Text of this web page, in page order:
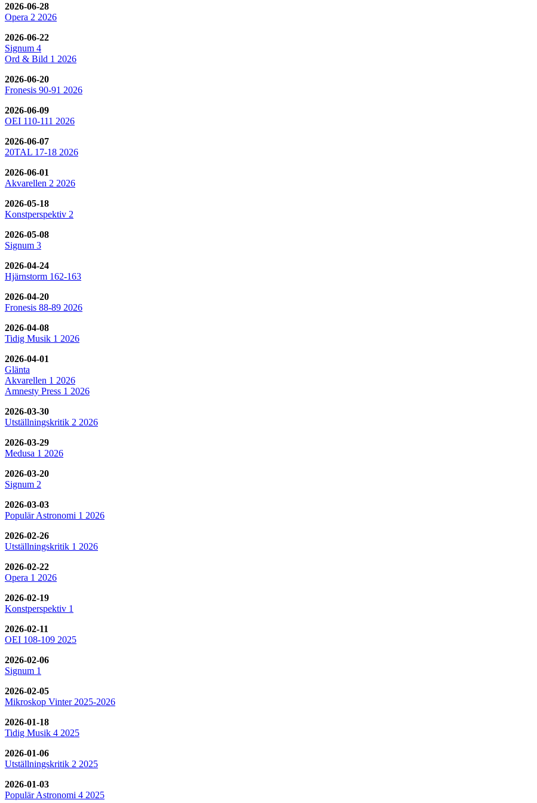
2026-06-28
Opera 2 2026
2026-06-22
Signum 4
Ord & Bild 1 2026
2026-06-20
Fronesis 90-91 2026
2026-06-09
OEI 110-111 2026
2026-06-07
20TAL 17-18 2026
2026-06-01
Akvarellen 2 2026
2026-05-18
Konstperspektiv 2
2026-05-08
Signum 3
2026-04-24
Hjärnstorm 162-163
2026-04-20
Fronesis 88-89 2026
2026-04-08
Tidig Musik 1 2026
2026-04-01
Glänta
Akvarellen 1 2026
Amnesty Press 1 2026
2026-03-30
Utställningskritik 2 2026
2026-03-29
Medusa 1 2026
2026-03-20
Signum 2
2026-03-03
Populär Astronomi 1 2026
2026-02-26
Utställningskritik 1 2026
2026-02-22
Opera 1 2026
2026-02-19
Konstperspektiv 1
2026-02-11
OEI 108-109 2025
2026-02-06
Signum 1
2026-02-05
Mikroskop Vinter 2025-2026
2026-01-18
Tidig Musik 4 2025
2026-01-06
Utställningskritik 2 2025
2026-01-03
Populär Astronomi 4 2025